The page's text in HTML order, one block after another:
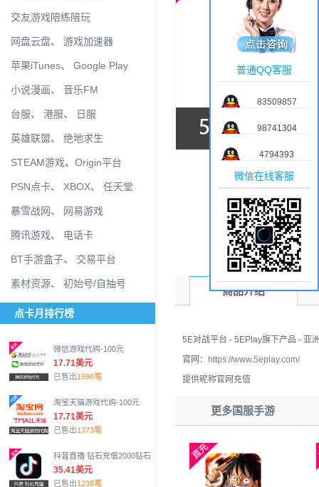
交友游戏陪练陪玩
网盘云盘、 游戏加速器
苹果iTunes、 Google Play
小说漫画、 音乐FM
台服、 港服、 日服
英雄联盟、 绝地求生
STEAM游戏、 Origin平台
PSN点卡、 XBOX、 任天堂
暴雪战网、 网易游戏
腾讯游戏、 电话卡
BT手游盒子、 交易平台
素材资源、 初始号/自抽号
点卡月排行榜
微信游戏代购-100元
17.71美元
已售出1590笔
淘宝天猫游戏代购-100元
17.71美元
已售出1373笔
抖音直播 钻石充值2000钻石
35.41美元
已售出1238笔
商品介绍
5E对战平台 - 5EPlay旗下产品 - 亚
官网： https://www.5eplay.com/
提供昵称官网充值
更多国服手游
普通QQ客服
83509857
98741304
4794393
微信在线客服